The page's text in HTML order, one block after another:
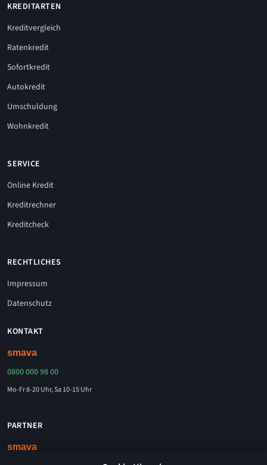
KREDITARTEN
Kreditvergleich
Ratenkredit
Sofortkredit
Autokredit
Umschuldung
Wohnkredit
SERVICE
Online Kredit
Kreditrechner
Kreditcheck
RECHTLICHES
Impressum
Datenschutz
KONTAKT
0800 000 98 00
Mo-Fr 8-20 Uhr, Sa 10-15 Uhr
PARTNER